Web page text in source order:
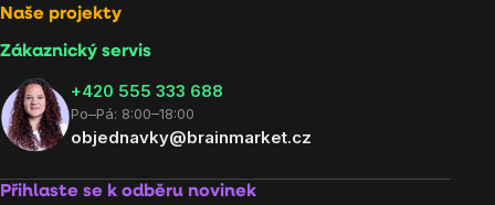
Naše projekty
Zákaznický servis
‭+420 555 333 688
Po–Pá: 8:00–18:00
objednavky@brainmarket.cz
Přihlaste se k odběru novinek